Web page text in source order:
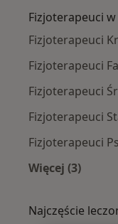
Fizjoterapeuci
Fizjoterapeuci
Fizjoterapeuci
Fizjoterapeuci
Fizjoterapeuci
Fizjoterapeuci
Więcej (3)
Najczęście